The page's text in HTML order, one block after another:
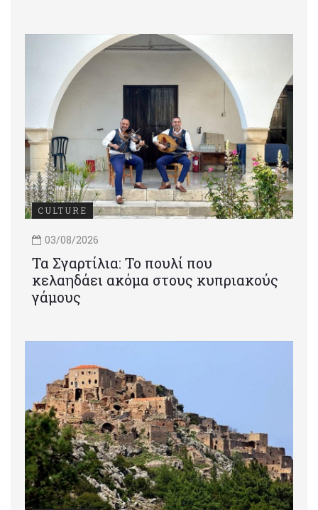
CULTURE
03/08/2026
Τα Σγαρτίλια: Το πουλί που
κελαηδάει ακόμα στους κυπριακούς
γάμους